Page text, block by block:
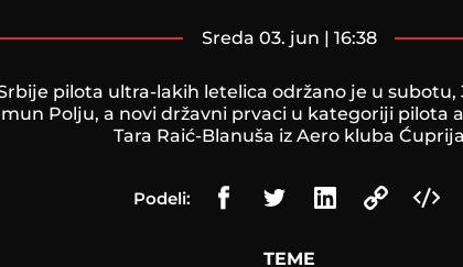
sreda 03. jun | 16:38
pilota ultra-lakih letelica održano je u
Polju, a novi državni prvaci u kategoriji pilota
Tara Raić-Blanuša iz Aero kluba Ćuprija
Podeli:
TEME